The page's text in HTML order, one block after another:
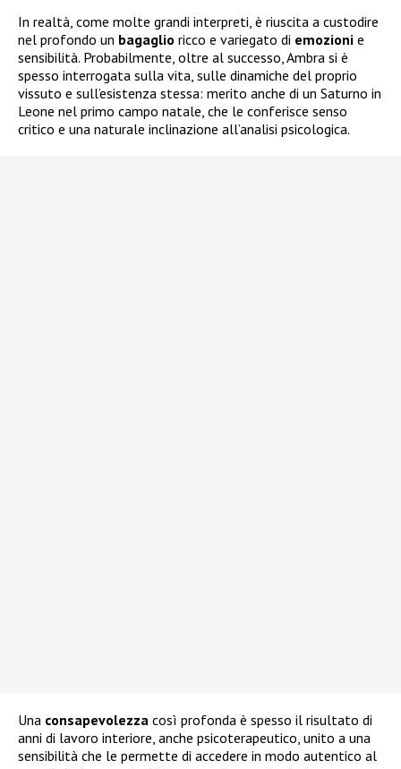
In realtà, come molte grandi interpreti, è riuscita a custodire
nel profondo un bagaglio ricco e variegato di emozioni e
sensibilità. Probabilmente, oltre al successo, Ambra si è
spesso interrogata sulla vita, sulle dinamiche del proprio
vissuto e sull’esistenza stessa: merito anche di un Saturno in
Leone nel primo campo natale, che le conferisce senso
critico e una naturale inclinazione all’analisi psicologica.
Una consapevolezza così profonda è spesso il risultato di
anni di lavoro interiore, anche psicoterapeutico, unito a una
sensibilità che le permette di accedere in modo autentico al